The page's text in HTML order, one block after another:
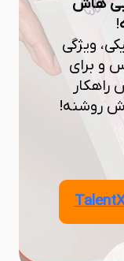
هاش
!
ویژگی
و برای
روشنه!